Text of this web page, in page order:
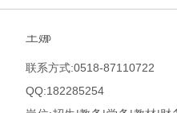
王娜
联系方式:0518-87110722
QQ:182285254